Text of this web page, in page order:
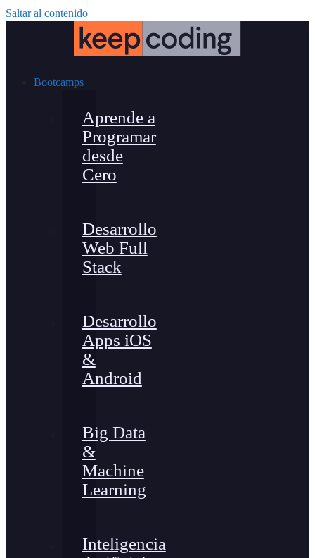
Saltar al contenido
Bootcamps
Aprende a
Programar
desde
Cero
Desarrollo
Web Full
Stack
Desarrollo
Apps iOS
&
Android
Big Data
&
Machine
Learning
Inteligencia